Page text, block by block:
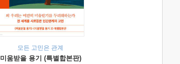
모든 고민은 관계
미움받을 용기 (특별합본판)